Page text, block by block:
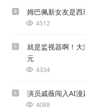
4 姆巴佩新女友是
4512
5
就是监视器啊！
元
4334
6 演员戚薇闯入AI
4088